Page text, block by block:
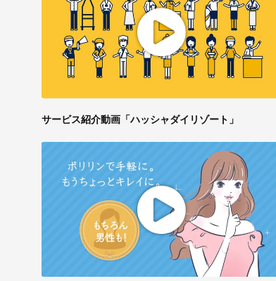
サービス紹介動画「ハッシャダイリゾート」